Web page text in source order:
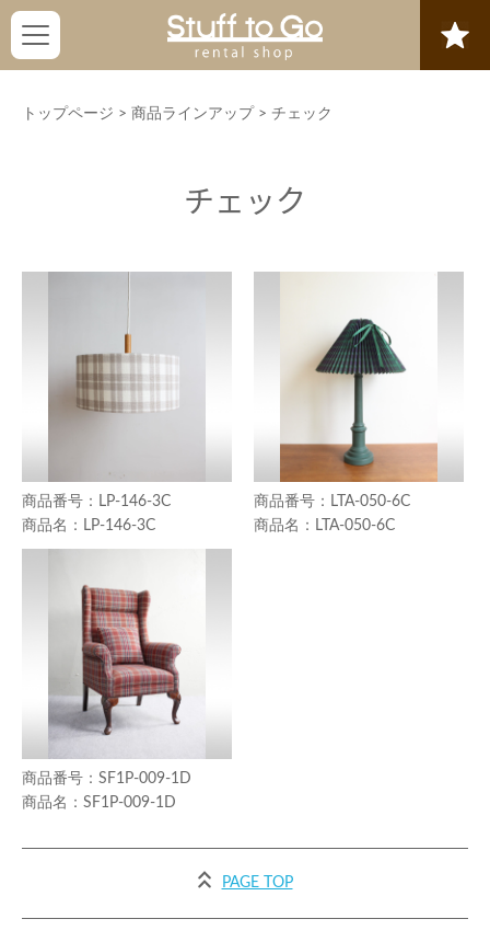
トップページ > 商品ラインアップ > チェック
チェック
LP-146-3C
LP-146-3C
LTA-050-6C
LTA-050-6C
SF1P-009-1D
SF1P-009-1D
PAGE TOP